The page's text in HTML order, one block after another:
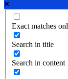
Exact matches
Search in title
Search in content